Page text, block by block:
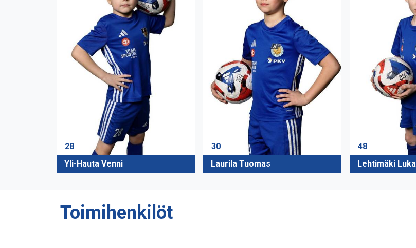
28
Yli-Hauta Venni
30
Laurila Tuomas
48
Lehtimäki Luka
Toimihenkilöt